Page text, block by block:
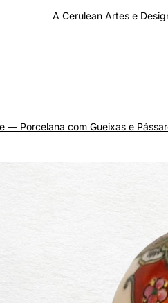
A Cerulean Artes e
— Porcelana com Gueixas e